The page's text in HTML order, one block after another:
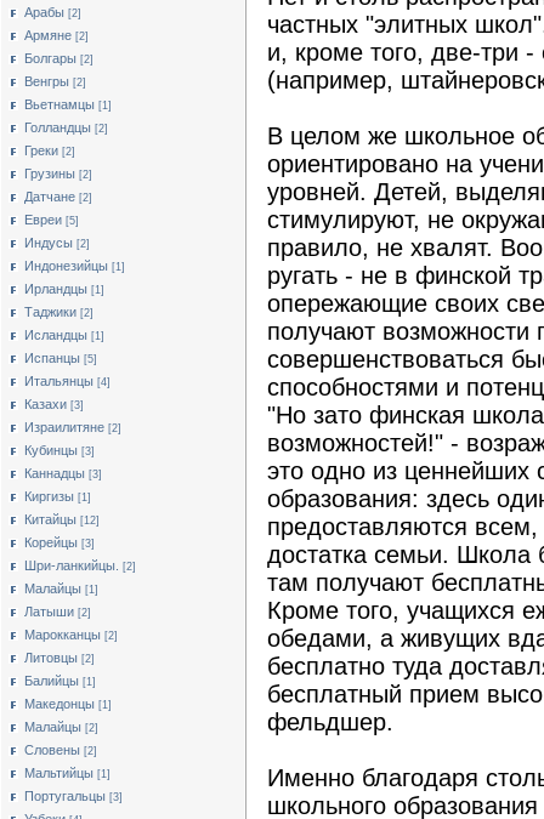
Арабы [2]
Армяне [2]
Болгары [2]
Венгры [2]
Вьетнамцы [1]
Голландцы [2]
Греки [2]
Грузины [2]
Датчане [2]
Евреи [5]
Индусы [2]
Индонезийцы [1]
Ирландцы [1]
Таджики [2]
Исландцы [1]
Испанцы [5]
Итальянцы [4]
Казахи [3]
Израилитяне [2]
Кубинцы [3]
Каннадцы [3]
Киргизы [1]
Китайцы [12]
Корейцы [3]
Шри-ланкийцы. [2]
Малайцы [1]
Латыши [2]
Марокканцы [2]
Литовцы [2]
Балийцы [1]
Македонцы [1]
Малайцы [2]
Словены [2]
Мальтийцы [1]
Португальцы [3]
частных "элитных
и, кроме того, две-три
(например,
В целом же школьное
ориентировано на
уровней. Детей,
стимулируют, не
правило, не хвалят.
ругать - не в финской
опережающие своих
получают возможности
совершенствоваться
способностями и
"Но зато финская
возможностей!" -
это одно из ценнейших
образования: здесь
предоставляются
достатка семьи. Школа
там получают
Кроме того, учащихся
обедами, а живущих
бесплатно туда
бесплатный прием
фельдшер.
Именно благодаря
школьного